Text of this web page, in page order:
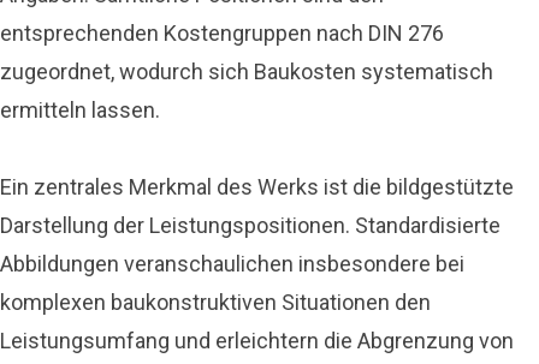
entsprechenden Kostengruppen nach DIN 276
zugeordnet, wodurch sich Baukosten systematisch
ermitteln lassen.
Ein zentrales Merkmal des Werks ist die bildgestützte
Darstellung der Leistungspositionen. Standardisierte
Abbildungen veranschaulichen insbesondere bei
komplexen baukonstruktiven Situationen den
Leistungsumfang und erleichtern die Abgrenzung von